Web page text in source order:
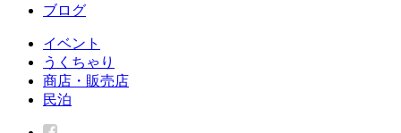
ブログ
イベント
うくちゃり
商店・販売店
民泊